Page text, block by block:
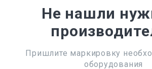
Не нашли
Пришлите маркировку
оборудования